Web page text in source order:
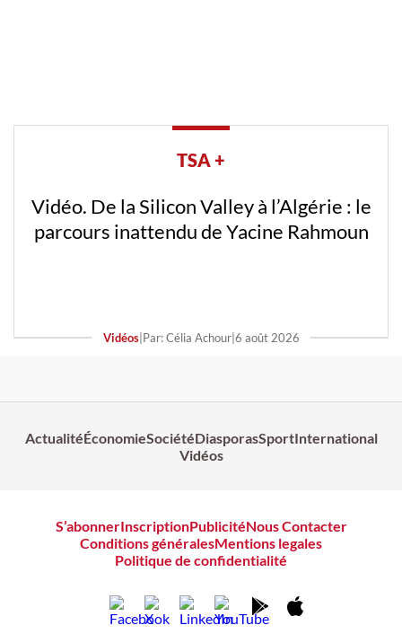
TSA +
Vidéo. De la Silicon Valley à l’Algérie : le
parcours inattendu de Yacine Rahmoun
Vidéos|Par: Célia Achour|6 août 2026
ActualitéÉconomieSociétéDiasporasSportInternational
Vidéos
S’abonnerInscriptionPublicitéNous Contacter
Conditions généralesMentions legales
Politique de confidentialité